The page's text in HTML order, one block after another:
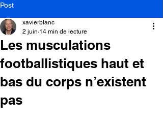
Post
Les musculations
footballistiques haut et
bas du corps n’existent
pas
xavierblanc
2 juin 14 min de lecture